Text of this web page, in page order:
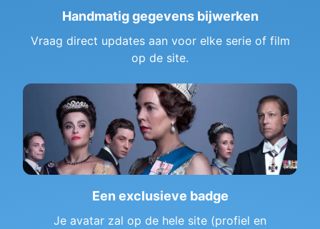
Handmatig gegevens bijwerken
Vraag direct updates aan voor elke serie of film
op de site.
Een exclusieve badge
Je avatar zal op de hele site (profiel en